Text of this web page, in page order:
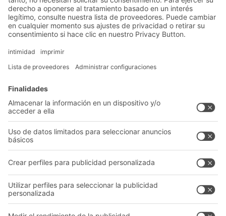
Soluciones
Soluciones intralogísticas
Cajas y contenedores
Sistemas de transporte
Nuestros servicios
Asesoramiento y servicio
Catálogo General
Documentos para descargar
Formulario de contacto
Empresa
Quiénes somos
Nuestra red global
Centros de producción
Follow us